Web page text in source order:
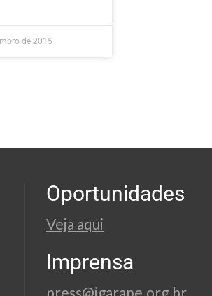
de 2015
Oportunidades
Veja aqui
Imprensa
press@igarape.org.br